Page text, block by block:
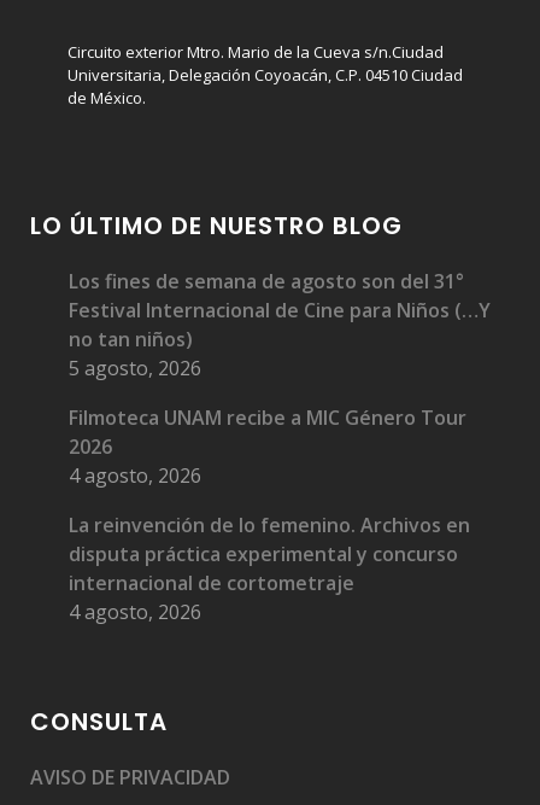
Circuito exterior Mtro. Mario de la Cueva s/n.Ciudad
Universitaria, Delegación Coyoacán, C.P. 04510 Ciudad
de México.
LO ÚLTIMO DE NUESTRO BLOG
Los fines de semana de agosto son del 31°
Festival Internacional de Cine para Niños (…Y
no tan niños)
5 agosto, 2026
Filmoteca UNAM recibe a MIC Género Tour
2026
4 agosto, 2026
La reinvención de lo femenino. Archivos en
disputa práctica experimental y concurso
internacional de cortometraje
4 agosto, 2026
CONSULTA
AVISO DE PRIVACIDAD